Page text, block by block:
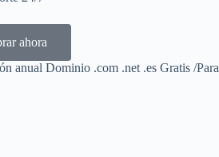
ahora
anual Dominio .com .net .es Gratis /Para